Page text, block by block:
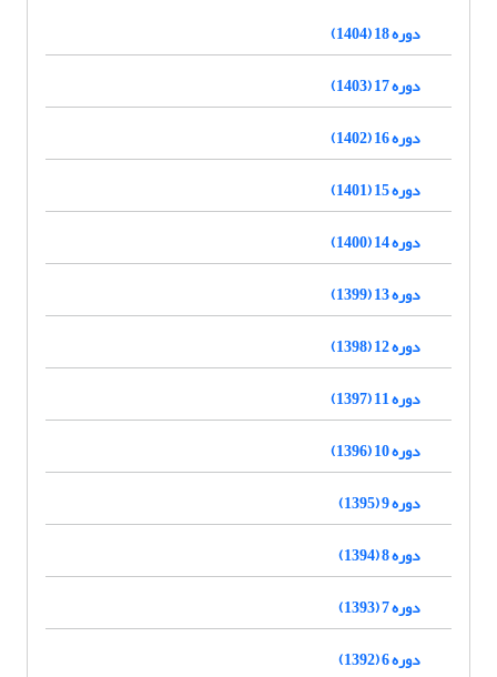
دوره 18 (1404)
دوره 17 (1403)
دوره 16 (1402)
دوره 15 (1401)
دوره 14 (1400)
دوره 13 (1399)
دوره 12 (1398)
دوره 11 (1397)
دوره 10 (1396)
دوره 9 (1395)
دوره 8 (1394)
دوره 7 (1393)
دوره 6 (1392)